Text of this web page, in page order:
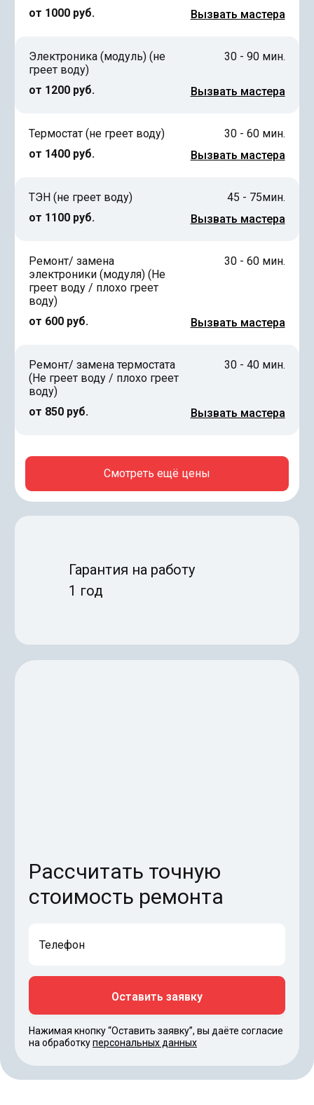
от 1000 руб.
Вызвать мастера
Электроника (модуль) (не
греет воду)
от 1200 руб.
30 - 90 мин.
Вызвать мастера
Термостат (не греет воду)
от 1400 руб.
30 - 60 мин.
Вызвать мастера
ТЭН (не греет воду)
от 1100 руб.
45 - 75мин.
Вызвать мастера
Ремонт/ замена
электроники (модуля) (Не
греет воду / плохо греет
воду)
от 600 руб.
30 - 60 мин.
Вызвать мастера
Ремонт/ замена термостата
(Не греет воду / плохо греет
воду)
от 850 руб.
30 - 40 мин.
Вызвать мастера
Смотреть ещё цены
Гарантия на работу
1 год
Рассчитать точную
стоимость ремонта
Нажимая кнопку “Оставить заявку”, вы даёте согласие
на обработкуперсональных данных